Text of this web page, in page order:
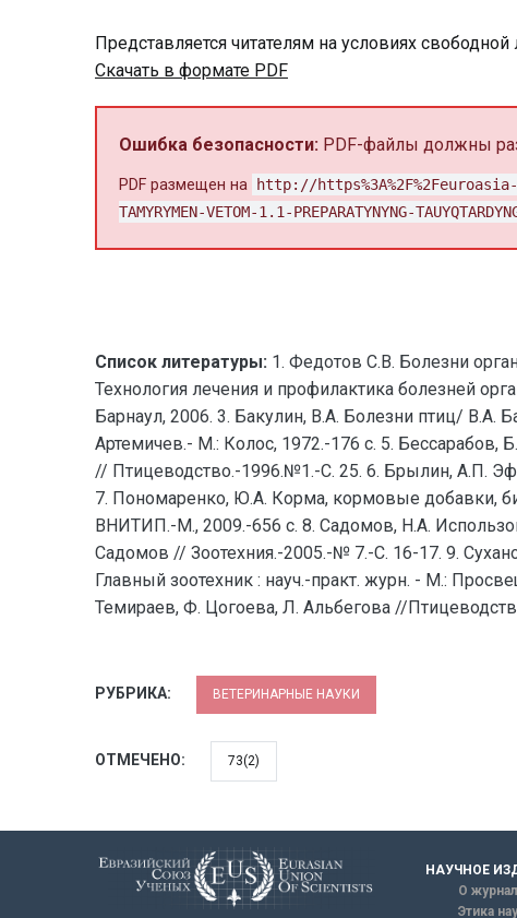
Представляется читателям на условиях свободной
Скачать в формате PDF
Ошибка безопасности: PDF-файлы должны
PDF размещен на
http://
TAMYRYMEN-VETOM-1.1-PREPARATYNYNG-
Список литературы: 1. Федотов С.В. Болезни
Технология лечения и профилактика болезней
Барнаул, 2006. 3. Бакулин, В.А. Болезни птиц/ В.А.
Артемичев.- М.: Колос, 1972.-176 с. 5.
// Птицеводство.-1996.№1.-С. 25. 6. Брылин, А.П.
7. Пономаренко, Ю.А. Корма, кормовые добавки,
ВНИТИП.-М., 2009.-656 с. 8. Садомов, Н.А.
Садомов // Зоотехния.-2005.-№ 7.-С. 16-17. 9.
Главный зоотехник : науч.-практ. журн. - М.:
Темираев, Ф. Цогоева, Л. Альбегова //
РУБРИКА: ВЕТЕРИНАРНЫЕ НАУКИ
ОТМЕЧЕНО: 73(2)
НАУЧНОЕ
О
Этика